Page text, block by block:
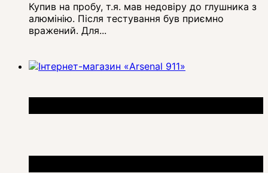
Купив на пробу, т.я. мав недовіру до глушника з
алюмінію. Після тестування був приємно
вражений. Для...